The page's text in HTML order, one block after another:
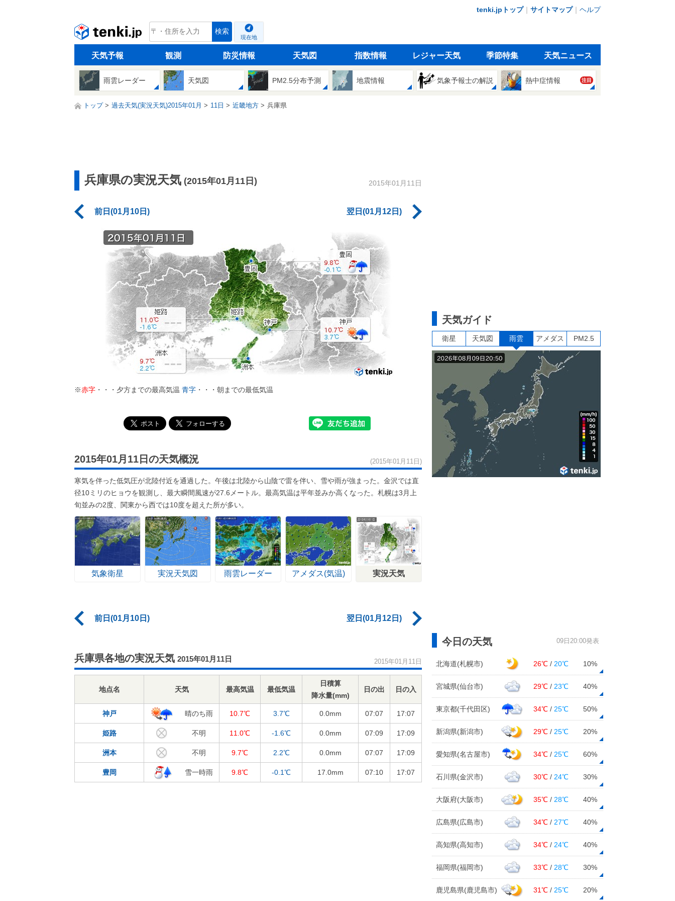
tenki.jpトップ｜ サイトマップ｜ ヘルプ
tenki.jp 検索
現在地
天気予報 観測 防災情報 天気図 指数情報 レジャー天気 季節特集 天気ニュース
雨雲レーダー 天気図 PM2.5分布予測 地震情報 気象予報士の解説 熱中症情報 注目
トップ 過去天気(実況天気)2015年01月 11日 近畿地方 兵庫県
兵庫県の実況天気 (2015年01月11日) 2015年01月11日
前日(01月10日) 翌日(01月12日)
※赤字 ・・・夕方までの最高気温 青字 ・・・朝までの最低気温
2015年01月11日の天気概況 (2015年01月11日)
寒気を伴った低気圧が北陸付近を通過した。午後は北陸から山陰で雷を伴い、雪や雨が強まった。金沢では直
径10ミリのヒョウを観測し、最大瞬間風速が27.6メートル。最高気温は平年並みか高くなった。札幌は3月上
旬並みの2度、関東から西では10度を超えた所が多い。
気象衛星 実況天気図 雨雲レーダー アメダス(気温) 実況天気
前日(01月10日) 翌日(01月12日)
兵庫県各地の実況天気 2015年01月11日 2015年01月11日
地点名 天気 最高気温 最低気温
日積算
降水量(mm)
日の出 日の入
神戸 晴のち雨 10.7℃ 3.7℃ 0.0mm 07:07 17:07
姫路 不明 11.0℃ -1.6℃ 0.0mm 07:09 17:09
洲本 不明 9.7℃ 2.2℃ 0.0mm 07:07 17:09
豊岡 雪一時雨 9.8℃ -0.1℃ 17.0mm 07:10 17:07
天気ガイド
衛星 天気図 雨雲 アメダス PM2.5
今日の天気 09日20:00発表
北海道(札幌市) 26℃ / 20℃ 10%
宮城県(仙台市) 29℃ / 23℃ 40%
東京都(千代田区) 34℃ / 25℃ 50%
新潟県(新潟市) 29℃ / 25℃ 20%
愛知県(名古屋市) 34℃ / 25℃ 60%
石川県(金沢市) 30℃ / 24℃ 30%
大阪府(大阪市) 35℃ / 28℃ 40%
広島県(広島市) 34℃ / 27℃ 40%
高知県(高知市) 34℃ / 24℃ 40%
福岡県(福岡市) 33℃ / 28℃ 30%
鹿児島県(鹿児島市) 31℃ / 25℃ 20%